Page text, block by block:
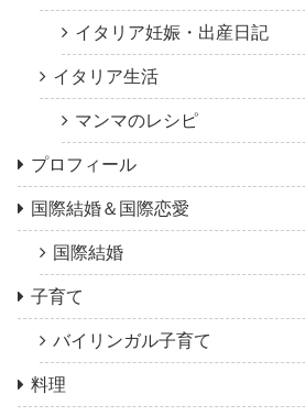
イタリア妊娠・出産日記
イタリア生活
マンマのレシピ
プロフィール
国際結婚＆国際恋愛
国際結婚
子育て
バイリンガル子育て
料理